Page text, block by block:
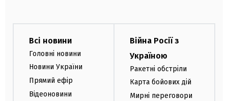
Всі новини
Головні новини
Новини України
Прямий ефір
Відеоновини
Війна Росії з
Україною
Ракетні обстріли
Карта бойових дій
Мирні переговори